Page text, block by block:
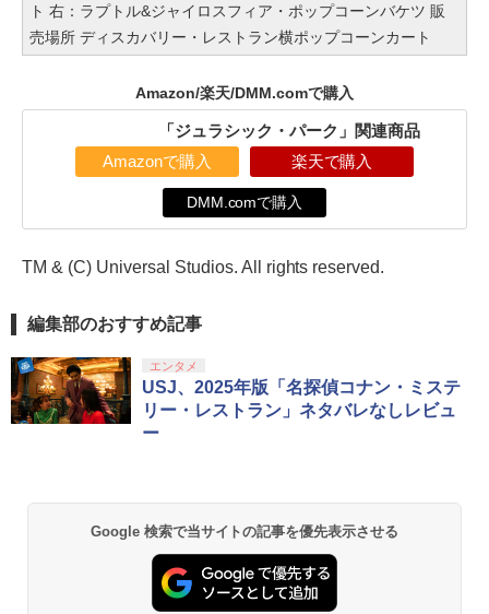
ト 右：ラプトル&ジャイロスフィア・ポップコーンバケツ 販
売場所 ディスカバリー・レストラン横ポップコーンカート
Amazon/楽天/DMM.comで購入
「ジュラシック・パーク」関連商品
Amazonで購入 楽天で購入
DMM.comで購入
TM & (C) Universal Studios. All rights reserved.
編集部のおすすめ記事
エンタメ
USJ、2025年版「名探偵コナン・ミステ
リー・レストラン」ネタバレなしレビュ
ー
Google 検索で当サイトの記事を優先表示させる